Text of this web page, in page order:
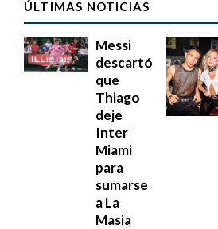
ÚLTIMAS NOTICIAS
Messi
descartó
que
Thiago
deje
Inter
Miami
para
sumarse
a La
Masia